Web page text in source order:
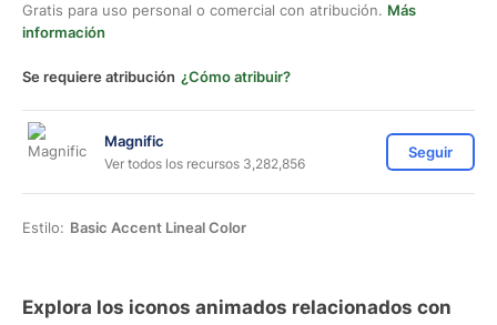
Gratis para uso personal o comercial con atribución. Más
información
Se requiere atribución ¿Cómo atribuir?
Magnific
Ver todos los recursos 3,282,856
Seguir
Estilo: Basic Accent Lineal Color
Explora los iconos animados relacionados con